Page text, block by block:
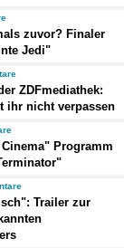
zuvor? Finaler
Jedi"
ZDFmediathek:
ihr nicht verpassen
Programm
Trailer zur